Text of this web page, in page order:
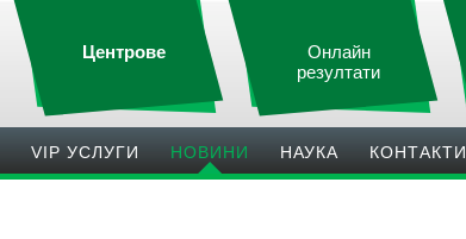
Онлайн
резултати
Центрове
VIP УСЛУГИ НОВИНИ НАУКА КОНТАКТИ